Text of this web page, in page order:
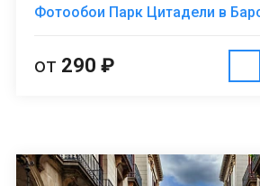
Фотообои Парк Цитадели в
от 290 ₽